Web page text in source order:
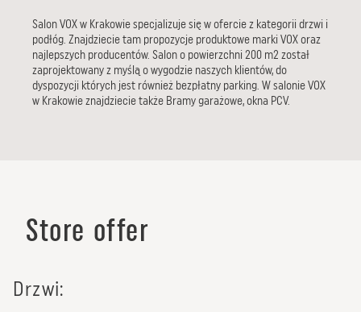
Salon VOX w Krakowie specjalizuje się w ofercie z kategorii drzwi i
podłóg. Znajdziecie tam propozycje produktowe marki VOX oraz
najlepszych producentów. Salon o powierzchni 200 m2 został
zaprojektowany z myślą o wygodzie naszych klientów, do
dyspozycji których jest również bezpłatny parking. W salonie VOX
w Krakowie znajdziecie także Bramy garażowe, okna PCV.
Store offer
drzwi: